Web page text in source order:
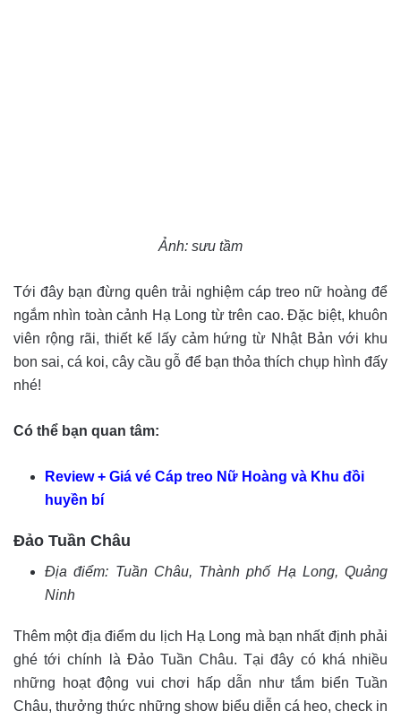
Ảnh: sưu tầm
Tới đây bạn đừng quên trải nghiệm cáp treo nữ hoàng để
ngắm nhìn toàn cảnh Hạ Long từ trên cao. Đặc biệt, khuôn
viên rộng rãi, thiết kế lấy cảm hứng từ Nhật Bản với khu
bon sai, cá koi, cây cầu gỗ để bạn thỏa thích chụp hình đấy
nhé!
Có thể bạn quan tâm:
Review + Giá vé Cáp treo Nữ Hoàng và Khu đồi
huyền bí
Đảo Tuần Châu
Địa điểm: Tuần Châu, Thành phố Hạ Long, Quảng
Ninh
Thêm một địa điểm du lịch Hạ Long mà bạn nhất định phải
ghé tới chính là Đảo Tuần Châu. Tại đây có khá nhiều
những hoạt động vui chơi hấp dẫn như tắm biển Tuần
Châu, thưởng thức những show biểu diễn cá heo, check in